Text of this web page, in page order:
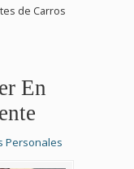
de Carros
En
Personales